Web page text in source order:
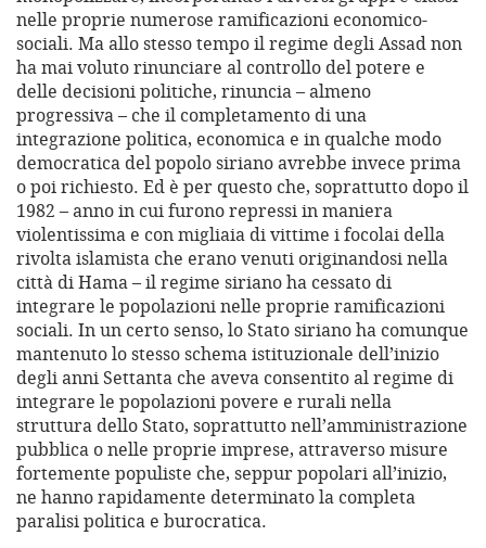
nelle proprie numerose ramificazioni economico-
sociali. Ma allo stesso tempo il regime degli Assad non
ha mai voluto rinunciare al controllo del potere e
delle decisioni politiche, rinuncia – almeno
progressiva – che il completamento di una
integrazione politica, economica e in qualche modo
democratica del popolo siriano avrebbe invece prima
o poi richiesto. Ed è per questo che, soprattutto dopo il
1982 – anno in cui furono repressi in maniera
violentissima e con migliaia di vittime i focolai della
rivolta islamista che erano venuti originandosi nella
città di Hama – il regime siriano ha cessato di
integrare le popolazioni nelle proprie ramificazioni
sociali. In un certo senso, lo Stato siriano ha comunque
mantenuto lo stesso schema istituzionale dell’inizio
degli anni Settanta che aveva consentito al regime di
integrare le popolazioni povere e rurali nella
struttura dello Stato, soprattutto nell’amministrazione
pubblica o nelle proprie imprese, attraverso misure
fortemente populiste che, seppur popolari all’inizio,
ne hanno rapidamente determinato la completa
paralisi politica e burocratica.